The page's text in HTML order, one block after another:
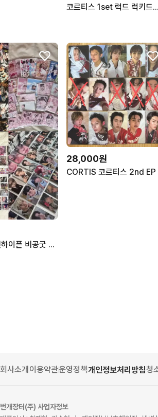
코르티스 1set 럭드 럭키드로우 cortis 에버라인 뮤직코리아 사운드웨이브 위버스
완전혜자!! 엔하이픈 비공굿 굿즈 판매 도무송포토매틱포카
28,000원
회사소개이용약관운영정책개인정보처리방침청
번개장터(주) 사업자정보